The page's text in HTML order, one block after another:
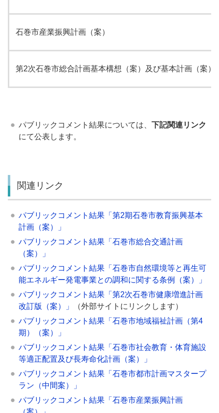
石巻市産業振興計画（案）
第2次石巻市総合計画基本構想（案）及び基本計画（案）
パブリックコメント結果については、 下記関連リンク
にて公表します。
関連リンク
パブリックコメント結果「第2期石巻市教育振興基本
計画（案）」
パブリックコメント結果「石巻市総合交通計画
（案）」
パブリックコメント結果「石巻市自然環境等と再生可
能エネルギー発電事業との調和に関する条例（案）」
パブリックコメント結果「第2次石巻市健康増進計画
改訂版（案）」
（外部サイトにリンクします）
パブリックコメント結果「石巻市地域福祉計画（第4
期）（案）」
パブリックコメント結果「石巻市社会教育・体育施設
等適正配置及び長寿命化計画（案）」
パブリックコメント結果「石巻市都市計画マスタープ
ラン（中間案）」
パブリックコメント結果「石巻市産業振興計画